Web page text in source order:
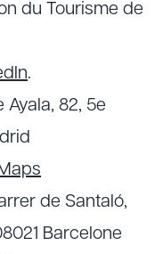
du Tourisme de
.
Ayala, 82, 5e
de Santaló,
Barcelone